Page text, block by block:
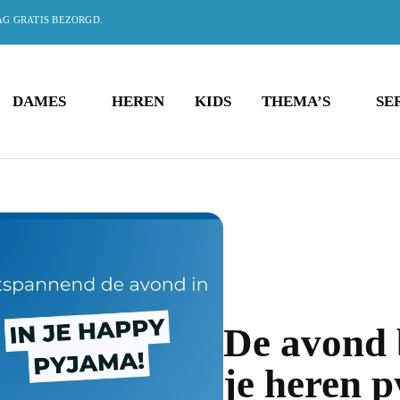
GRATIS BEZORGD.
DAMES HEREN KIDS THEMA’S
De avond
je heren